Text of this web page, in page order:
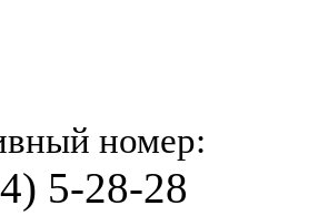
номер:
5-28-28